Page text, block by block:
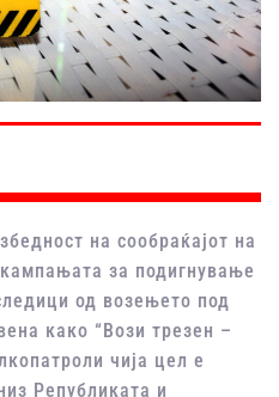
на сообраќајот на
за подигнување
од возењето под
како “Вози трезен –
чија цел е
Републиката и